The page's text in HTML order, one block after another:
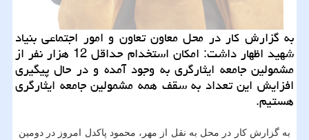
به گزارش کار در محل معاون تعاون و امور اجتماعی بنیاد
شهید اظهار داشت: امکان استخدام حداقل 12 هزار نفر از
مشمولین جامعه ایثارگری به وجود آمده و در حال پیگیری
افزایش این تعداد به سقف همه مشمولین جامعه ایثارگری
هستیم.
به گزارش کار در محل به نقل از مهر، محمود پاکدل امروز در دومین